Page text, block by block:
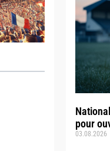
pour
03.08.2026